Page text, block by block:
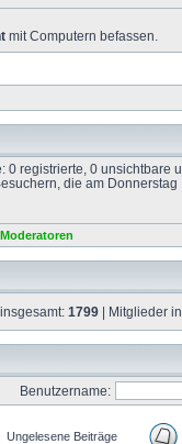
mit Computern befassen.
0 registrierte, 0 unsichtbare
die am
1799 | Mitglieder
Benutzername:
Ungelesene Beiträge